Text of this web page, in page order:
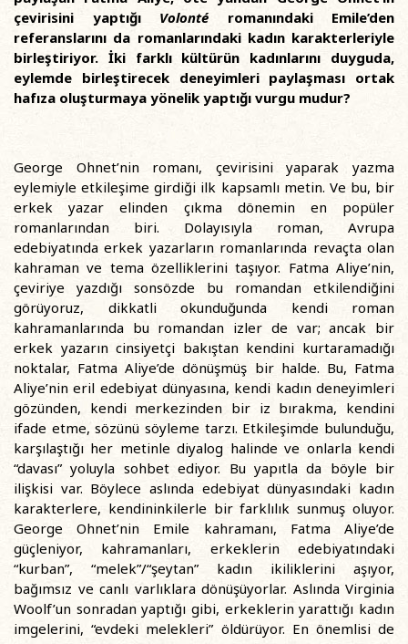
çevirisini yaptığı Volonté romanındaki Emile’den
referanslarını da romanlarındaki kadın karakterleriyle
birleştiriyor. İki farklı kültürün kadınlarını duyguda,
eylemde birleştirecek deneyimleri paylaşması ortak
hafıza oluşturmaya yönelik yaptığı vurgu mudur?
George Ohnet’nin romanı, çevirisini yaparak yazma
eylemiyle etkileşime girdiği ilk kapsamlı metin. Ve bu, bir
erkek yazar elinden çıkma dönemin en popüler
romanlarından biri. Dolayısıyla roman, Avrupa
edebiyatında erkek yazarların romanlarında revaçta olan
kahraman ve tema özelliklerini taşıyor. Fatma Aliye’nin,
çeviriye yazdığı sonsözde bu romandan etkilendiğini
görüyoruz, dikkatli okunduğunda kendi roman
kahramanlarında bu romandan izler de var; ancak bir
erkek yazarın cinsiyetçi bakıştan kendini kurtaramadığı
noktalar, Fatma Aliye’de dönüşmüş bir halde. Bu, Fatma
Aliye’nin eril edebiyat dünyasına, kendi kadın deneyimleri
gözünden, kendi merkezinden bir iz bırakma, kendini
ifade etme, sözünü söyleme tarzı. Etkileşimde bulunduğu,
karşılaştığı her metinle diyalog halinde ve onlarla kendi
“davası” yoluyla sohbet ediyor. Bu yapıtla da böyle bir
ilişkisi var. Böylece aslında edebiyat dünyasındaki kadın
karakterlere, kendininkilerle bir farklılık sunmuş oluyor.
George Ohnet’nin Emile kahramanı, Fatma Aliye’de
güçleniyor, kahramanları, erkeklerin edebiyatındaki
“kurban”, “melek”/“şeytan” kadın ikiliklerini aşıyor,
bağımsız ve canlı varlıklara dönüşüyorlar. Aslında Virginia
Woolf’un sonradan yaptığı gibi, erkeklerin yarattığı kadın
imgelerini, “evdeki melekleri” öldürüyor. En önemlisi de